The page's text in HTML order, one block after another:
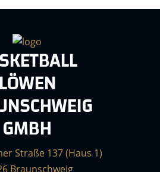
LÖWEN
GMBH
Straße 137 (Haus 1)
Braunschweig